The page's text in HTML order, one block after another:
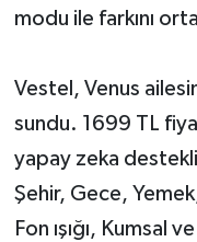
modu ile farkını
Vestel, Venus
sundu. 1699 TL
yapay zeka
Şehir, Gece,
Fon ışığı, Kumsal